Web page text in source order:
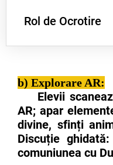
Icoanele
într-o formă
Rol de Ocrotire
protectoare ale
aducând sfințenie.
b) Explorare AR:
Elevii
AR; apar
divine, sfinți
Discuție
comuniunea cu